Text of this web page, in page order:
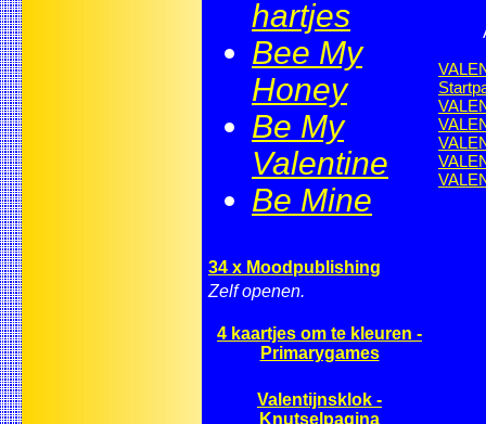
hartjes
Bee My
Honey
Be My
Valentine
Be Mine
34 x Moodpublishing
Zelf openen.
4 kaartjes om te kleuren -
Primarygames
Valentijnsklok -
Knutselpagina